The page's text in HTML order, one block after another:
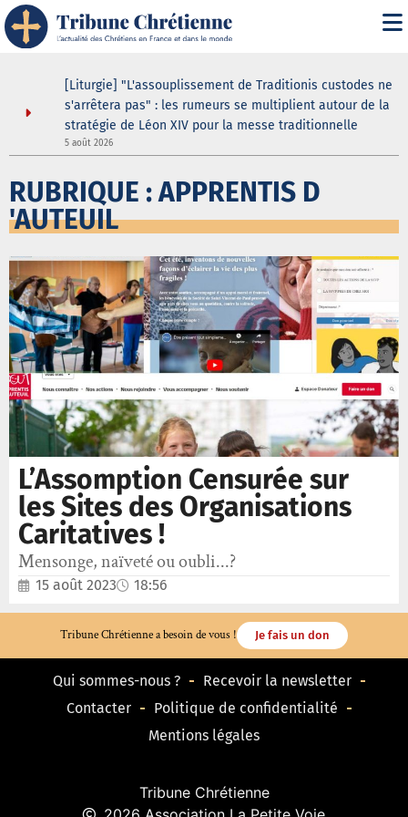
[Liturgie] "L'assouplissement de Traditionis custodes ne
s'arrêtera pas" : les rumeurs se multiplient autour de la
stratégie de Léon XIV pour la messe traditionnelle
5 août 2026
RUBRIQUE : APPRENTIS D
'AUTEUIL
L’Assomption Censurée sur
les Sites des Organisations
Caritatives !
Mensonge, naïveté ou oubli...?
15 août 2023 18:56
Tribune Chrétienne a besoin de vous ! Je fais un don
Qui sommes-nous ?
Recevoir la newsletter
Contacter
Politique de confidentialité
Mentions légales
Tribune Chrétienne